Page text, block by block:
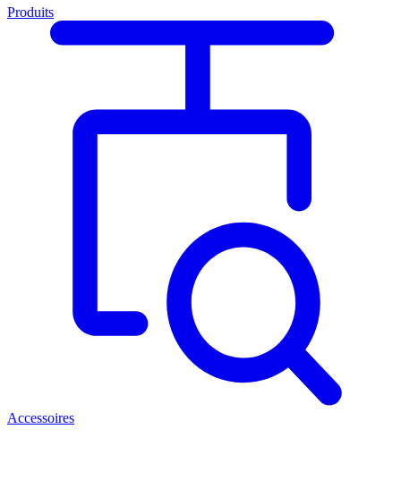
Produits
Accessoires